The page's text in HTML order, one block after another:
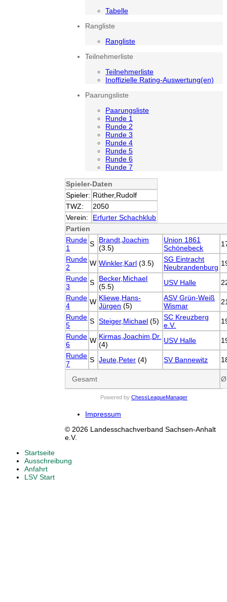
Tabelle
Rangliste
Rangliste
Teilnehmerliste
Teilnehmerliste
Inoffizielle Rating-Auswertung(en)
Paarungsliste
Paarungsliste
Runde 1
Runde 2
Runde 3
Runde 4
Runde 5
Runde 6
Runde 7
Spieler-Daten
Spieler: Rüther,Rudolf
TWZ:
2050
Verein:
Erfurter Schachklub
Partien
Runde
1
S
Brandt,Joachim
(3.5)
Union 1861
Schönebeck
Runde
2
W Winkler,Karl (3.5)
SG Eintracht
Neubrandenburg
Runde
3
S
Becker,Michael
(5.5)
USV Halle
Runde
4
W Kliewe,Hans-
Jürgen (5)
ASV Grün-Weiß
Wismar
Runde
5
S Steiger,Michael (5)
SC Kreuzberg
e.V.
Runde
6
W Kirmas,Joachim,Dr.
(4)
USV Halle
Runde
7
S Jeute,Peter (4) SV Bannewitz
Gesamt Ø
Powered by ChessLeagueManager
Impressum
© 2026 Landesschachverband Sachsen-Anhalt
e.V.
Startseite
Ausschreibung
Anfahrt
LSV Start